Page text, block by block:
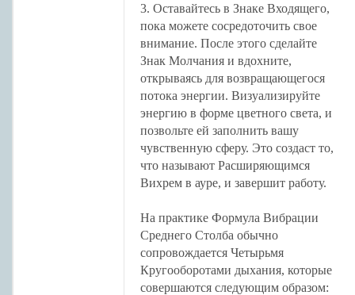
3. Оставайтесь в Знаке Входящего,
пока можете сосредоточить свое
внимание. После этого сделайте
Знак Молчания и вдохните,
открываясь для возвращающегося
потока энергии. Визуализируйте
энергию в форме цветного света, и
позвольте ей заполнить вашу
чувственную сферу. Это создаст то,
что называют Расширяющимся
Вихрем в ауре, и завершит работу.
На практике Формула Вибрации
Среднего Столба обычно
сопровождается Четырьмя
Кругооборотами дыхания, которые
совершаются следующим образом: